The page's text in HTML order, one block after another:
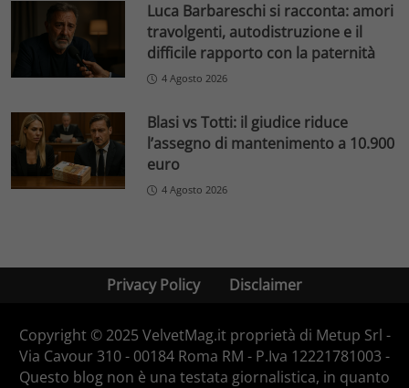
Luca Barbareschi si racconta: amori
travolgenti, autodistruzione e il
difficile rapporto con la paternità
4 Agosto 2026
Blasi vs Totti: il giudice riduce
l’assegno di mantenimento a 10.900
euro
4 Agosto 2026
Privacy Policy Disclaimer
Copyright © 2025 VelvetMag.it proprietà di Metup Srl -
Via Cavour 310 - 00184 Roma RM - P.Iva 12221781003 -
Questo blog non è una testata giornalistica, in quanto